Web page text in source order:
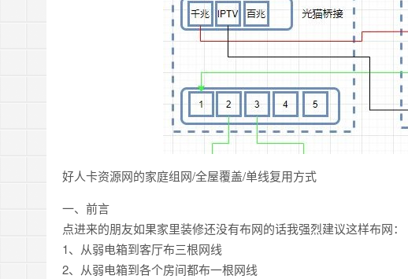
好人卡资源网的家庭组网/全屋覆盖/单线复用方式
一、前言
点进来的朋友如果家里装修还没有布网的话我强烈建议这样布网：
1、从弱电箱到客厅布三根网线
2、从弱电箱到各个房间都布一根网线